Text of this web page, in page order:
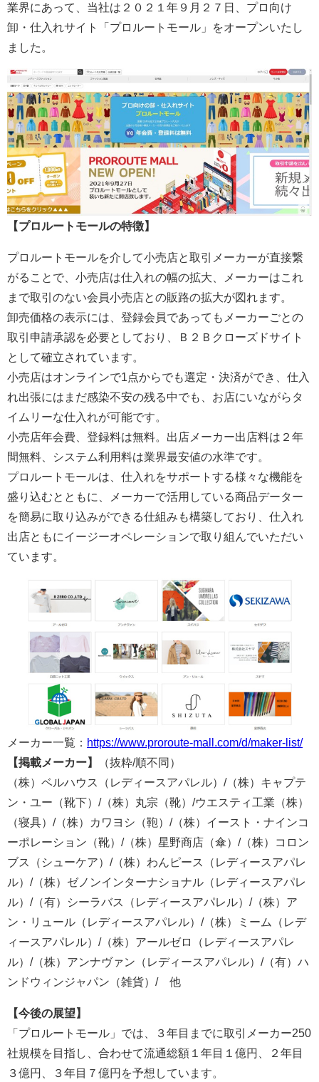
業界にあって、当社は２０２１年９月２７日、プロ向け
卸・仕入れサイト「プロルートモール」をオープンいたし
ました。
【プロルートモールの特徴】
プロルートモールを介して小売店と取引メーカーが直接繋
がることで、小売店は仕入れの幅の拡大、メーカーはこれ
まで取引のない会員小売店との販路の拡大が図れます。
卸売価格の表示には、登録会員であってもメーカーごとの
取引申請承認を必要としており、Ｂ２Ｂクローズドサイト
として確立されています。
小売店はオンラインで1点からでも選定・決済ができ、仕入
れ出張にはまだ感染不安の残る中でも、お店にいながらタ
イムリーな仕入れが可能です。
小売店年会費、登録料は無料。出店メーカー出店料は２年
間無料、システム利用料は業界最安値の水準です。
プロルートモールは、仕入れをサポートする様々な機能を
盛り込むとともに、メーカーで活用している商品データー
を簡易に取り込みができる仕組みも構築しており、仕入れ
出店ともにイージーオペレーションで取り組んでいただい
ています。
メーカー一覧： https://www.proroute-mall.com/d/maker-list/
【掲載メーカー】
（抜粋/順不同）
（株）ベルハウス（レディースアパレル）/（株）キャプテ
ン・ユー（靴下）/（株）丸宗（靴）/ウエスティ工業（株）
（寝具）/（株）カワヨシ（鞄）/（株）イースト・ナインコ
ーポレーション（靴）/（株）星野商店（傘）/（株）コロン
ブス（シューケア）/（株）わんピース（レディースアパレ
ル）/（株）ゼノンインターナショナル（レディースアパレ
ル）/（有）シーラバス（レディースアパレル）/（株）ア
ン・リュール（レディースアパレル）/（株）ミーム（レデ
ィースアパレル）/（株）アールゼロ（レディースアパレ
ル）/（株）アンナヴァン（レディースアパレル）/（有）ハ
ンドウィンジャパン（雑貨）/ 他
【今後の展望】
「プロルートモール」では、３年目までに取引メーカー250
社規模を目指し、合わせて流通総額１年目１億円、２年目
３億円、３年目７億円を予想しています。